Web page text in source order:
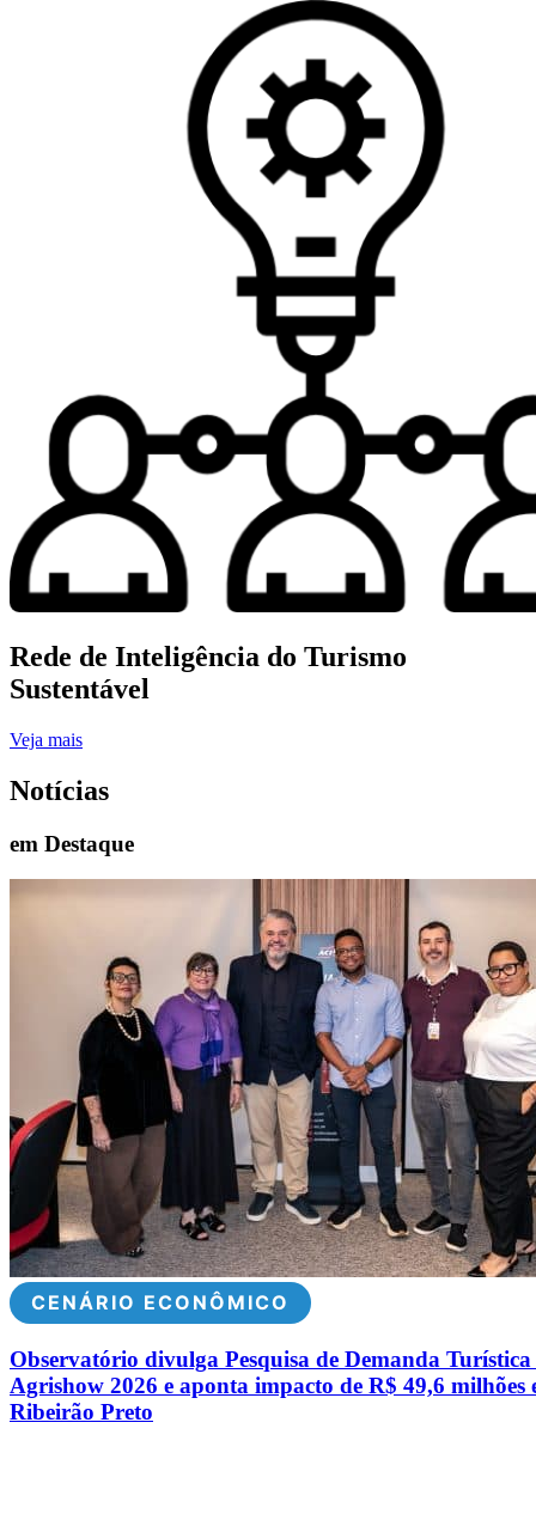
Rede de Inteligência do Turismo
Sustentável
Veja mais
Notícias
em Destaque
CENÁRIO ECONÔMICO
Observatório divulga Pesquisa de Demanda
Agrishow 2026 e aponta impacto de R$ 49,6 milhões
Ribeirão Preto